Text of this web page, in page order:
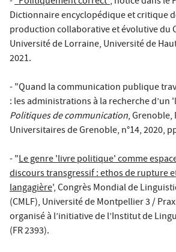
Dictionnaire encyclopédique et critique
production collaborative et évolutive du
Université de Lorraine, Université de
2021.
- "Quand la communication publique
: les administrations à la recherche d’un
Politiques de communication, Grenoble,
Universitaires de Grenoble, n°14, 2020,
- "Le genre 'livre politique' comme
discours transgressif : ethos de rupture
langagière', Congrès Mondial de
(CMLF), Université de Montpellier 3 /
organisé à l’initiative de l’Institut de
(FR 2393).